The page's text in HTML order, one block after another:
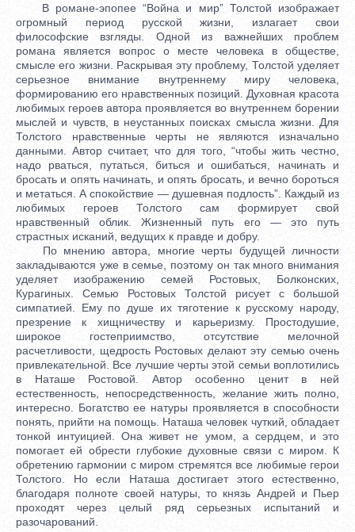
В романе-эпопее “Война и мир” Толстой изображает
огромный период русской жизни, излагает свои
философские взгляды. Одной из важнейших проблем
романа является вопрос о месте человека в обществе,
смысле его жизни. Раскрывая эту проблему, Толстой уделяет
серьезное внимание внутреннему миру человека,
формированию его нравственных позиций. Духовная красота
любимых героев автора проявляется во внутреннем борении
мыслей и чувств, в неустанных поисках смысла жизни. Для
Толстого нравственные черты не являются изначально
данными. Автор считает, что для того, “чтобы жить честно,
надо рваться, путаться, биться и ошибаться, начинать и
бросать и опять начинать, и опять бросать, и вечно бороться
и метаться. А спокойствие — душевная подлость”. Каждый из
любимых героев Толстого сам формирует свой
нравственный облик. Жизненный путь его — это путь
страстных исканий, ведущих к правде и добру.
По мнению автора, многие черты будущей личности
закладываются уже в семье, поэтому он так много внимания
уделяет изображению семей Ростовых, Болконских,
Курагиных. Семью Ростовых Толстой рисует с большой
симпатией. Ему по душе их тяготение к русскому народу,
презрение к хищничеству и карьеризму. Простодушие,
широкое гостеприимство, отсутствие мелочной
расчетливости, щедрость Ростовых делают эту семью очень
привлекательной. Все лучшие черты этой семьи воплотились
в Наташе Ростовой. Автор особенно ценит в ней
естественность, непосредственность, желание жить полно,
интересно. Богатство ее натуры проявляется в способности
понять, прийти на помощь. Наташа человек чуткий, обладает
тонкой интуицией. Она живет не умом, а сердцем, и это
помогает ей обрести глубокие духовные связи с миром. К
обретению гармонии с миром стремятся все любимые герои
Толстого. Но если Наташа достигает этого естественно,
благодаря полноте своей натуры, то князь Андрей и Пьер
проходят через целый ряд серьезных испытаний и
разочарований.